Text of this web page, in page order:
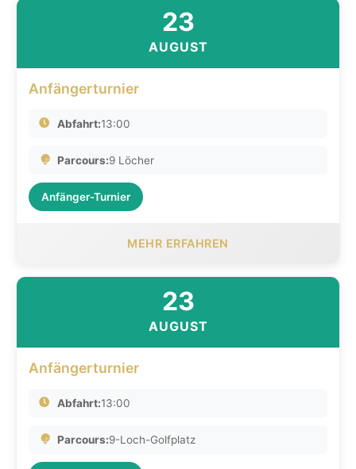
23
AUGUST
Anfängerturnier
Abfahrt:13:00
Parcours:9 Löcher
Anfänger-Turnier
MEHR ERFAHREN
23
AUGUST
Anfängerturnier
Abfahrt:13:00
Parcours:9-Loch-Golfplatz